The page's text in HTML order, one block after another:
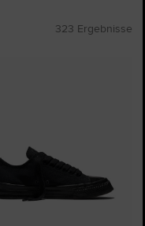
323 Ergebnisse